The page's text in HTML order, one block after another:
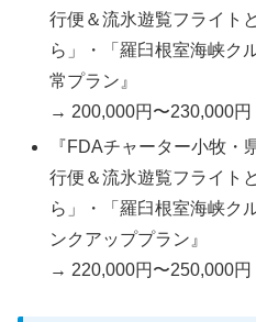
行便＆流氷遊覧フライト
ら」・「羅臼根室海峡
常プラン』
→ 200,000円〜230,000円
『FDAチャーター小牧
行便＆流氷遊覧フライト
ら」・「羅臼根室海峡
ンクアッププラン』
→ 220,000円〜250,000円